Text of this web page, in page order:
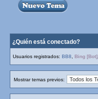
¿Quién está conectado?
Usuarios registrados: BB8 Bing [Bot]
Mostrar temas previos: